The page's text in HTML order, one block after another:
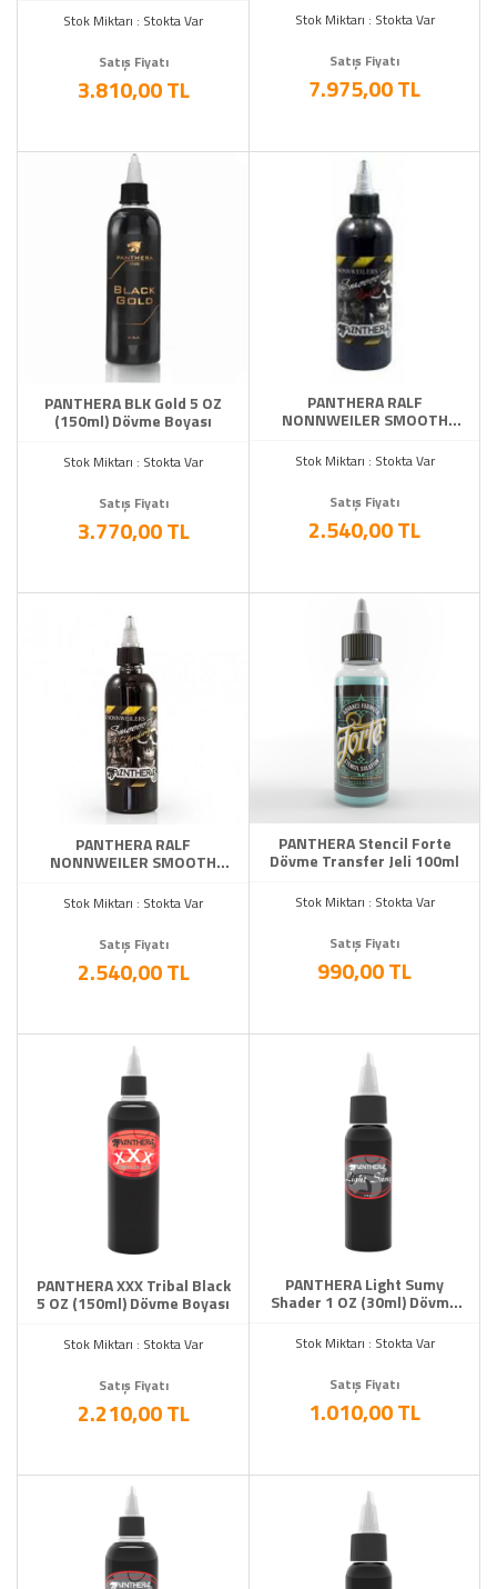
Stok Miktarı : Stokta Var
Satış Fiyatı
3.810,00 TL
Stok Miktarı : Stokta Var
Satış Fiyatı
7.975,00 TL
PANTHERA BLK Gold 5 OZ
(150ml) Dövme Boyası
Stok Miktarı : Stokta Var
Satış Fiyatı
3.770,00 TL
PANTHERA RALF
NONNWEILER SMOOTH
Boyası
Stok Miktarı : Stokta Var
Satış Fiyatı
2.540,00 TL
PANTHERA RALF
NONNWEILER SMOOTH
Dövme Boyası
Stok Miktarı : Stokta Var
Satış Fiyatı
2.540,00 TL
PANTHERA Stencil Forte
Dövme Transfer Jeli 100ml
Stok Miktarı : Stokta Var
Satış Fiyatı
990,00 TL
PANTHERA XXX Tribal Black
5 OZ (150ml) Dövme Boyası
Stok Miktarı : Stokta Var
Satış Fiyatı
2.210,00 TL
PANTHERA Light Sumy
Shader 1 OZ (30ml) Dövme
Stok Miktarı : Stokta Var
Satış Fiyatı
1.010,00 TL